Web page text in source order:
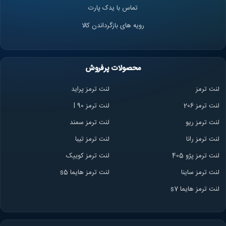
تماس با یدک پارت
رویه های بازگرداندن کالا
محصولات پرفروش
لنت ترمز
لنت ترمز پراید
لنت ترمز 206
لنت ترمز l 90
لنت ترمز ریو
لنت ترمز سمند
لنت ترمز رانا
لنت ترمز تیبا
لنت ترمز پژو 405
لنت ترمز کوییک
لنت ترمز ساینا
لنت ترمز هایما s5
لنت ترمز هایما s7